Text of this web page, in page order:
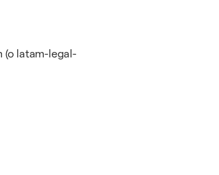
(o latam-legal-